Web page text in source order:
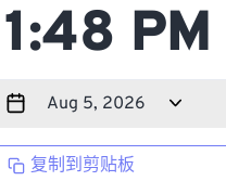
复制到剪贴板